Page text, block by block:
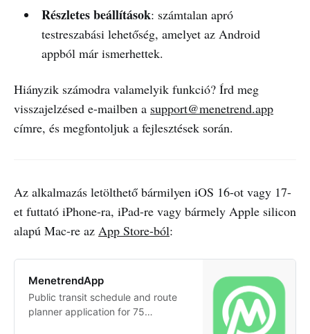
Részletes beállítások: számtalan apró
testreszabási lehetőség, amelyet az Android
appból már ismerhettek.
Hiányzik számodra valamelyik funkció? Írd meg
visszajelzésed e-mailben a support@menetrend.app
címre, és megfontoljuk a fejlesztések során.
Az alkalmazás letölthető bármilyen iOS 16-ot vagy 17-
et futtató iPhone-ra, iPad-re vagy bármely Apple silicon
alapú Mac-re az App Store-ból:
‎MenetrendApp
‎Public transit schedule and route
planner application for 75